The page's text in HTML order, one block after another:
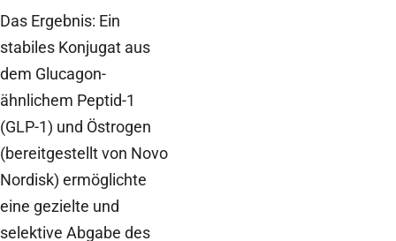
Das Ergebnis: Ein
stabiles Konjugat aus
dem Glucagon-
ähnlichem Peptid-1
(GLP-1) und Östrogen
(bereitgestellt von Novo
Nordisk) ermöglichte
eine gezielte und
selektive Abgabe des